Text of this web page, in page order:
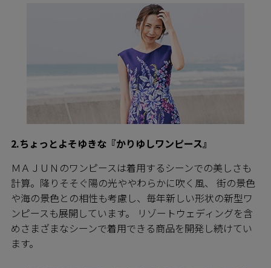
2.ちょっとよそゆきな『かりゆしワンピース』
ＭＡＪＵＮのワンピースは着用するシーンでの美しさも
計算。降りそそぐ陽の光ややわらかに吹く風、 街の景色
や海の景色との相性も考慮し、毎年新しい形状の新型ワ
ンピースも展開しています。 リゾートウェディングを含
めさまざまなシーンで着用できる商品を開発し続けてい
ます。